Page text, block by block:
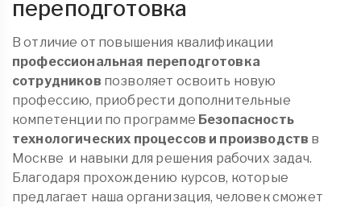
переподготовка
В отличие от повышения квалификации
профессиональная переподготовка
сотрудников позволяет освоить новую
профессию, приобрести дополнительные
компетенции по программе Безопасность
технологических процессов и производств в
Москве и навыки для решения рабочих задач.
Благодаря прохождению курсов, которые
предлагает наша организация, человек сможет